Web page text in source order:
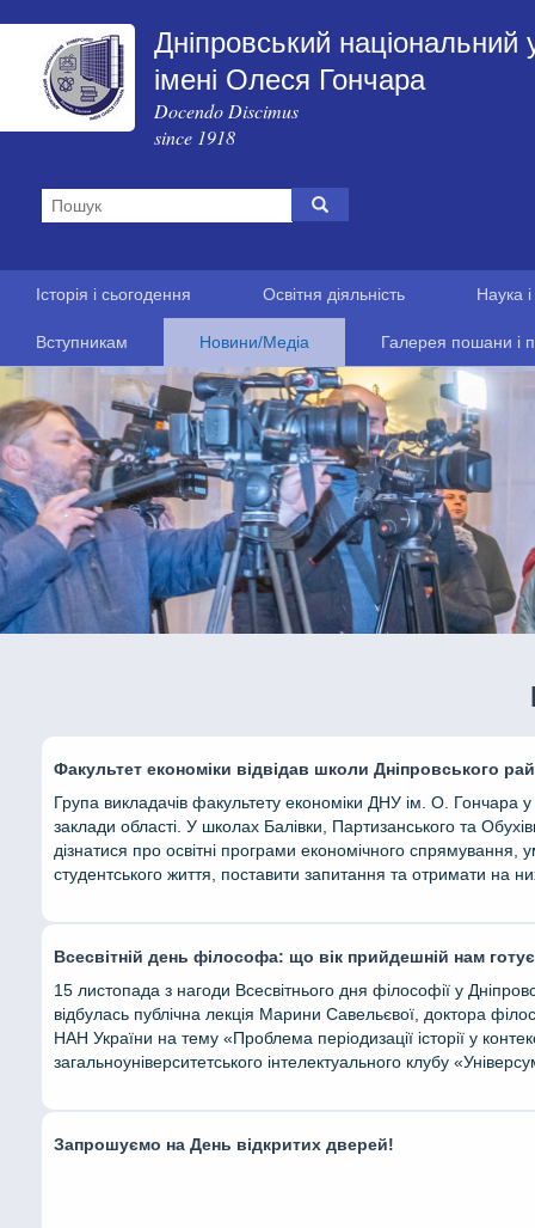
Дніпровський національний
імені Олеся Гончара
Docendo Discimus
since 1918
Історія і сьогодення Освітня діяльність Наука
Вступникам Новини/Медіа Галерея пошани і
Факультет економіки відвідав школи Дніпровського
Група викладачів факультету економіки ДНУ ім. О. Гончара у
заклади області. У школах Балівки, Партизанського та
дізнатися про освітні програми економічного спрямування,
студентського життя, поставити запитання та отримати на них
Всесвітній день філософа: що вік прийдешній нам
15 листопада з нагоди Всесвітнього дня філософії у
відбулась публічна лекція Марини Савельєвої, доктора
НАН України на тему «Проблема періодизації історії у
загальноуніверситетського інтелектуального клубу
Запрошуємо на День відкритих дверей!